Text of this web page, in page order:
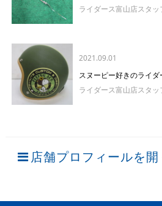
ライダース富山店スタッ
2021.09.01
スヌーピー好きのライ
ライダース富山店スタッ
店舗プロフィールを開